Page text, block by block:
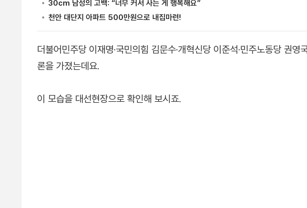
더불어민주당 이재명·국민의힘 김문수·개혁신당 이준석·민주노동당 권
론을 가졌는데요.
이 모습을 대선현장으로 확인해 보시죠.